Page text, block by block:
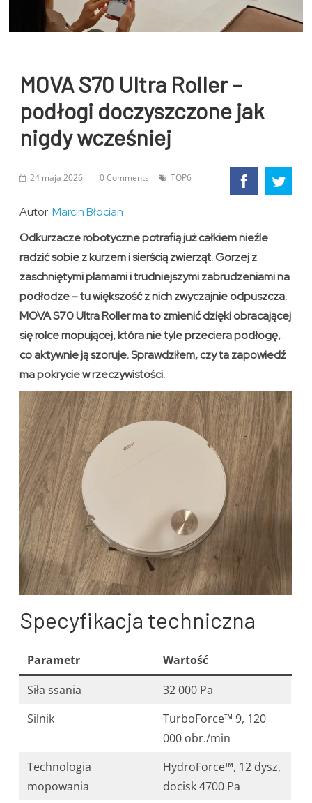
MOVA S70 Ultra Roller –
podłogi doczyszczone jak
nigdy wcześniej
24 maja 2026 0 Comments TOP6
Autor:Marcin Błocian
Odkurzacze robotyczne potrafią już całkiem nieźle
radzić sobie z kurzem i sierścią zwierząt. Gorzej z
zaschniętymi plamami i trudniejszymi zabrudzeniami na
podłodze – tu większość z nich zwyczajnie odpuszcza.
MOVA S70 Ultra Roller ma to zmienić dzięki obracającej
się rolce mopującej, która nie tyle przeciera podłogę,
co aktywnie ją szoruje. Sprawdziłem, czy ta zapowiedź
ma pokrycie w rzeczywistości.
Specyfikacja techniczna
Parametr
Wartość
Siła ssania
32 000 Pa
Silnik
TurboForce™ 9, 120
000 obr./min
Technologia
mopowania
HydroForce™, 12 dysz,
docisk 4700 Pa